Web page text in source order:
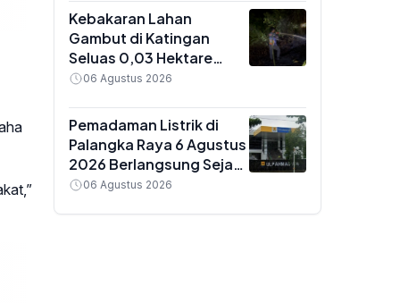
Darah
Kebakaran Lahan
Gambut di Katingan
Seluas 0,03 Hektare
Berhasil Dipadamkan Tim
Kalteng
06 Agustus 2026
Pemadaman Listrik di
Palangka Raya 6 Agustus
2026 Berlangsung Sejak
Pagi, Ini Daftar Wilayah
06 Agustus 2026